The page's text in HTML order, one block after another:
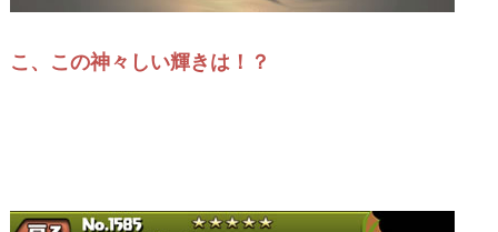
こ、この神々しい輝きは！？